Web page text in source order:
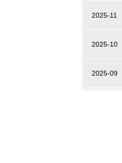
2025-11
2025-10
2025-09